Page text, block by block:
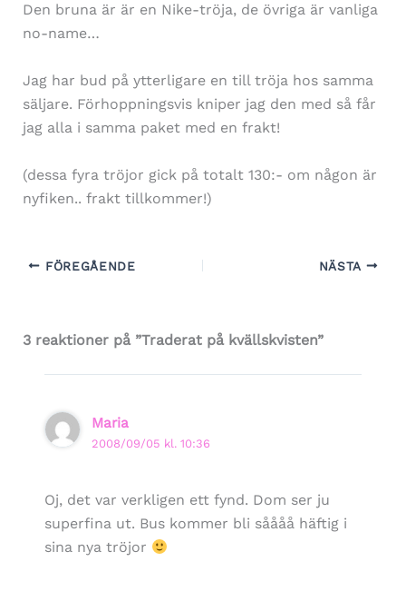
Den bruna är är en Nike-tröja, de övriga är vanliga
no-name…
Jag har bud på ytterligare en till tröja hos samma
säljare. Förhoppningsvis kniper jag den med så får
jag alla i samma paket med en frakt!
(dessa fyra tröjor gick på totalt 130:- om någon är
nyfiken.. frakt tillkommer!)
FÖREGÅENDE NÄSTA
3 reaktioner på ”Traderat på kvällskvisten”
Maria
2008/09/05 kl. 10:36
Oj, det var verkligen ett fynd. Dom ser ju
superfina ut. Bus kommer bli såååå häftig i
sina nya tröjor